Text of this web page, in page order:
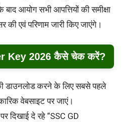
बाद आयोग सभी आपत्तियों की समीक्षा
एवं परिणाम जारी किए जाएंगे।
Key 2026 कैसे चेक करें?
डाउनलोड करने के लिए सबसे पहले
वेबसाइट पर जाएं।
दिखाई दे रहे “SSC GD